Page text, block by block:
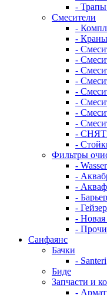
- Трапы
Смесители
-
- Краны
-
-
-
-
-
-
-
-
-
-
Фильтры
- Wasser
-
-
- Барьер
- Гейзер
- Новая
-
Санфаянс
Бачки
- Santeri
Биде
Запчасти и
-